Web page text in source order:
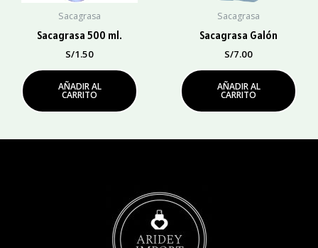
Sacagrasa
Sacagrasa 500 ml.
S/1.50
AÑADIR AL
CARRITO
Sacagrasa
Sacagrasa Galón
S/7.00
AÑADIR AL
CARRITO